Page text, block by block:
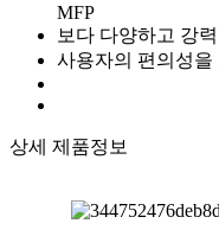
MFP
보다 다양하고 강
사용자의 편의성을
상세 제품정보